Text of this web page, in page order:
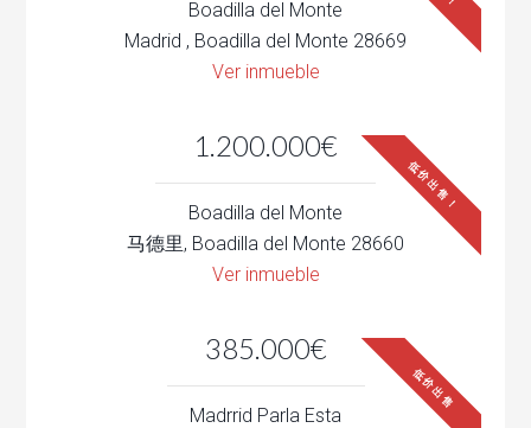
Boadilla del Monte
Madrid , Boadilla del Monte 28669
Ver inmueble
1.200.000€
低价出售！
Boadilla del Monte
马德里, Boadilla del Monte 28660
Ver inmueble
385.000€
低价出售
Madrrid Parla Esta